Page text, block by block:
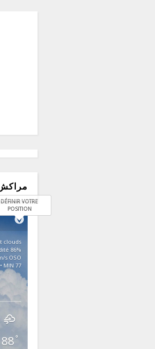
DÉFINIR VOTRE
POSITION
clouds
86% humidité
s OSO
MIN 77
88 °